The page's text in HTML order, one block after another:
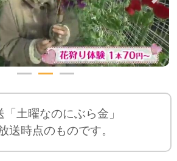
「土曜なのにぶら金」
時点のものです。